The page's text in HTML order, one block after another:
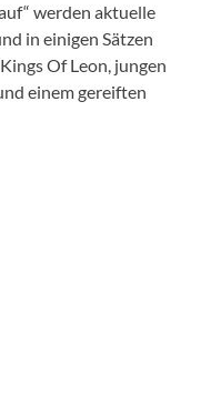
werden aktuelle
in einigen Sätzen
Of Leon, jungen
einem gereiften